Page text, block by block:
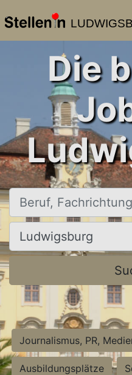
Die
Beruf, Fachrichtung, Firma
Ort, Stadt
Journalismus, PR,
Ausbildungsplätze